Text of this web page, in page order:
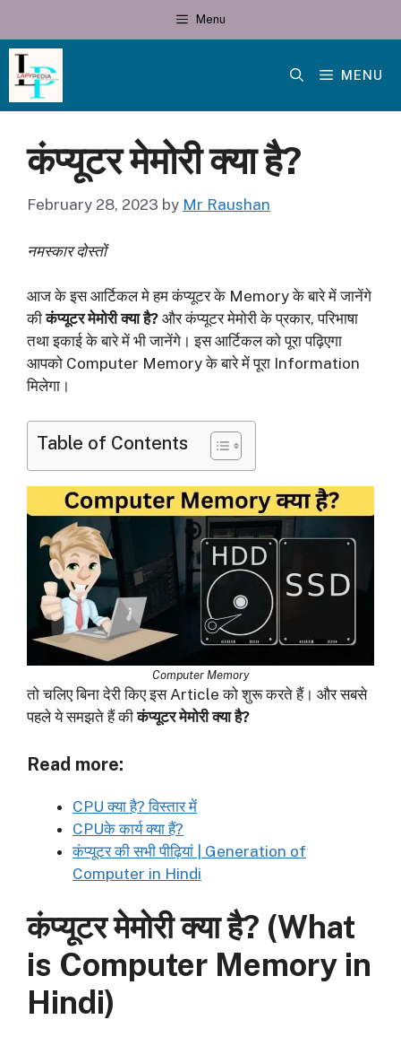
content
Menu
MENU
कंप्यूटर मेमोरी क्या है?
February 28, 2023 by Mr Raushan
नमस्कार दोस्तों
आज के इस आर्टिकल मे हम कंप्यूटर के Memory के बारे में जानेंगे
कीकंप्यूटर मेमोरी क्या है? और कंप्यूटर मेमोरी के प्रकार, परिभाषा
तथा इकाई के बारे में भी जानेंगे। इस आर्टिकल को पूरा पढ़िएगा
आपको Computer Memory के बारे में पूरा Information
मिलेगा।
Table of Contents
Computer Memory
तो चलिए बिना देरी किए इस Article को शुरू करते हैं। और सबसे
पहले ये समझते हैं कीकंप्यूटर मेमोरी क्या है?
Read more:
CPU क्या है? विस्तार में
CPUके कार्य क्या हैं?
कंप्यूटर की सभी पीढ़ियां | Generation of
Computer in Hindi
कंप्यूटर मेमोरी क्या है? (What
is Computer Memory in
Hindi)